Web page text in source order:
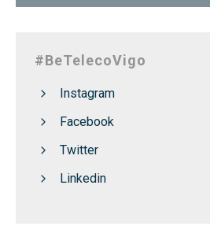
#BeTelecoVigo
Instagram
Facebook
Twitter
Linkedin